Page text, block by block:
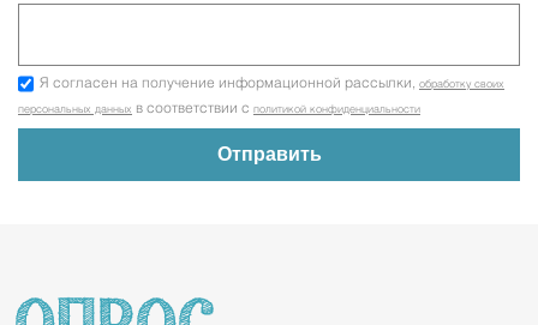
Я согласен на получение информационной рассылки, обработку своих
персональных данных в соответствии с политикой конфиденциальности